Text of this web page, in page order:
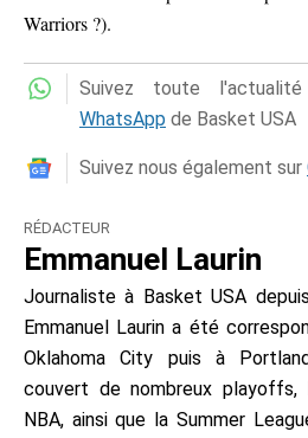
Warriors ?).
Suivez toute
WhatsApp de Basket USA
Suivez nous également sur
RÉDACTEUR
Emmanuel Laurin
Journaliste à Basket USA
Emmanuel Laurin a été
Oklahoma City puis à
couvert de nombreux playoffs,
NBA, ainsi que la Summer